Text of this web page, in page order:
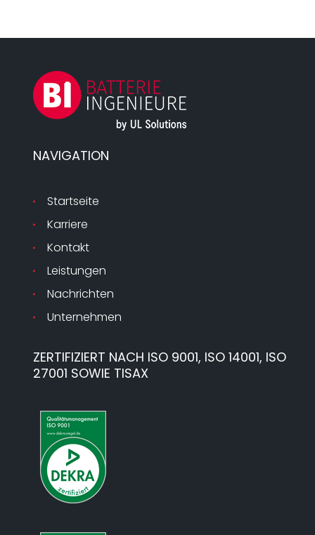
NAVIGATION
Startseite
Karriere
Kontakt
Leistungen
Nachrichten
Unternehmen
ZERTIFIZIERT NACH ISO 9001, ISO 14001, ISO
27001 SOWIE TISAX